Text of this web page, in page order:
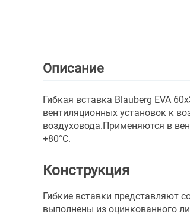
Описание
Гибкая вставка Blauberg EVA
вентиляционных установок к
воздуховода.Применяются в
+80°С.
Конструкция
Гибкие вставки представляют
выполнены из оцинкованного